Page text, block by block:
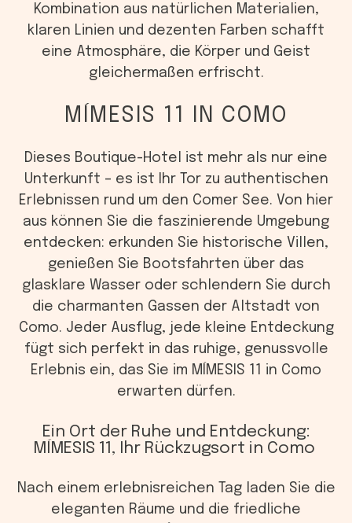
Kombination aus natürlichen Materialien,
klaren Linien und dezenten Farben schafft
eine Atmosphäre, die Körper und Geist
gleichermaßen erfrischt.
MÍMESIS 11 IN COMO
Dieses Boutique-Hotel ist mehr als nur eine
Unterkunft – es ist Ihr Tor zu authentischen
Erlebnissen rund um den Comer See. Von hier
aus können Sie die faszinierende Umgebung
entdecken: erkunden Sie historische Villen,
genießen Sie Bootsfahrten über das
glasklare Wasser oder schlendern Sie durch
die charmanten Gassen der Altstadt von
Como. Jeder Ausflug, jede kleine Entdeckung
fügt sich perfekt in das ruhige, genussvolle
Erlebnis ein, das Sie im MÍMESIS 11 in Como
erwarten dürfen.
Ein Ort der Ruhe und Entdeckung:
MÍMESIS 11, Ihr Rückzugsort in Como
Nach einem erlebnisreichen Tag laden Sie die
eleganten Räume und die friedliche